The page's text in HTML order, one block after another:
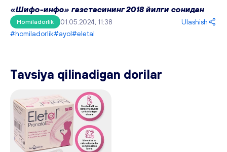
«Шифо-инфо» газетасининг 2018 йилги сонидан
Homiladorlik 01.05.2024, 11:38
Ulashish
#homiladorlik#ayol#eletal
Tavsiya qilinadigan dorilar